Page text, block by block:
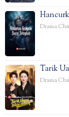
Drama
Tarik
Drama